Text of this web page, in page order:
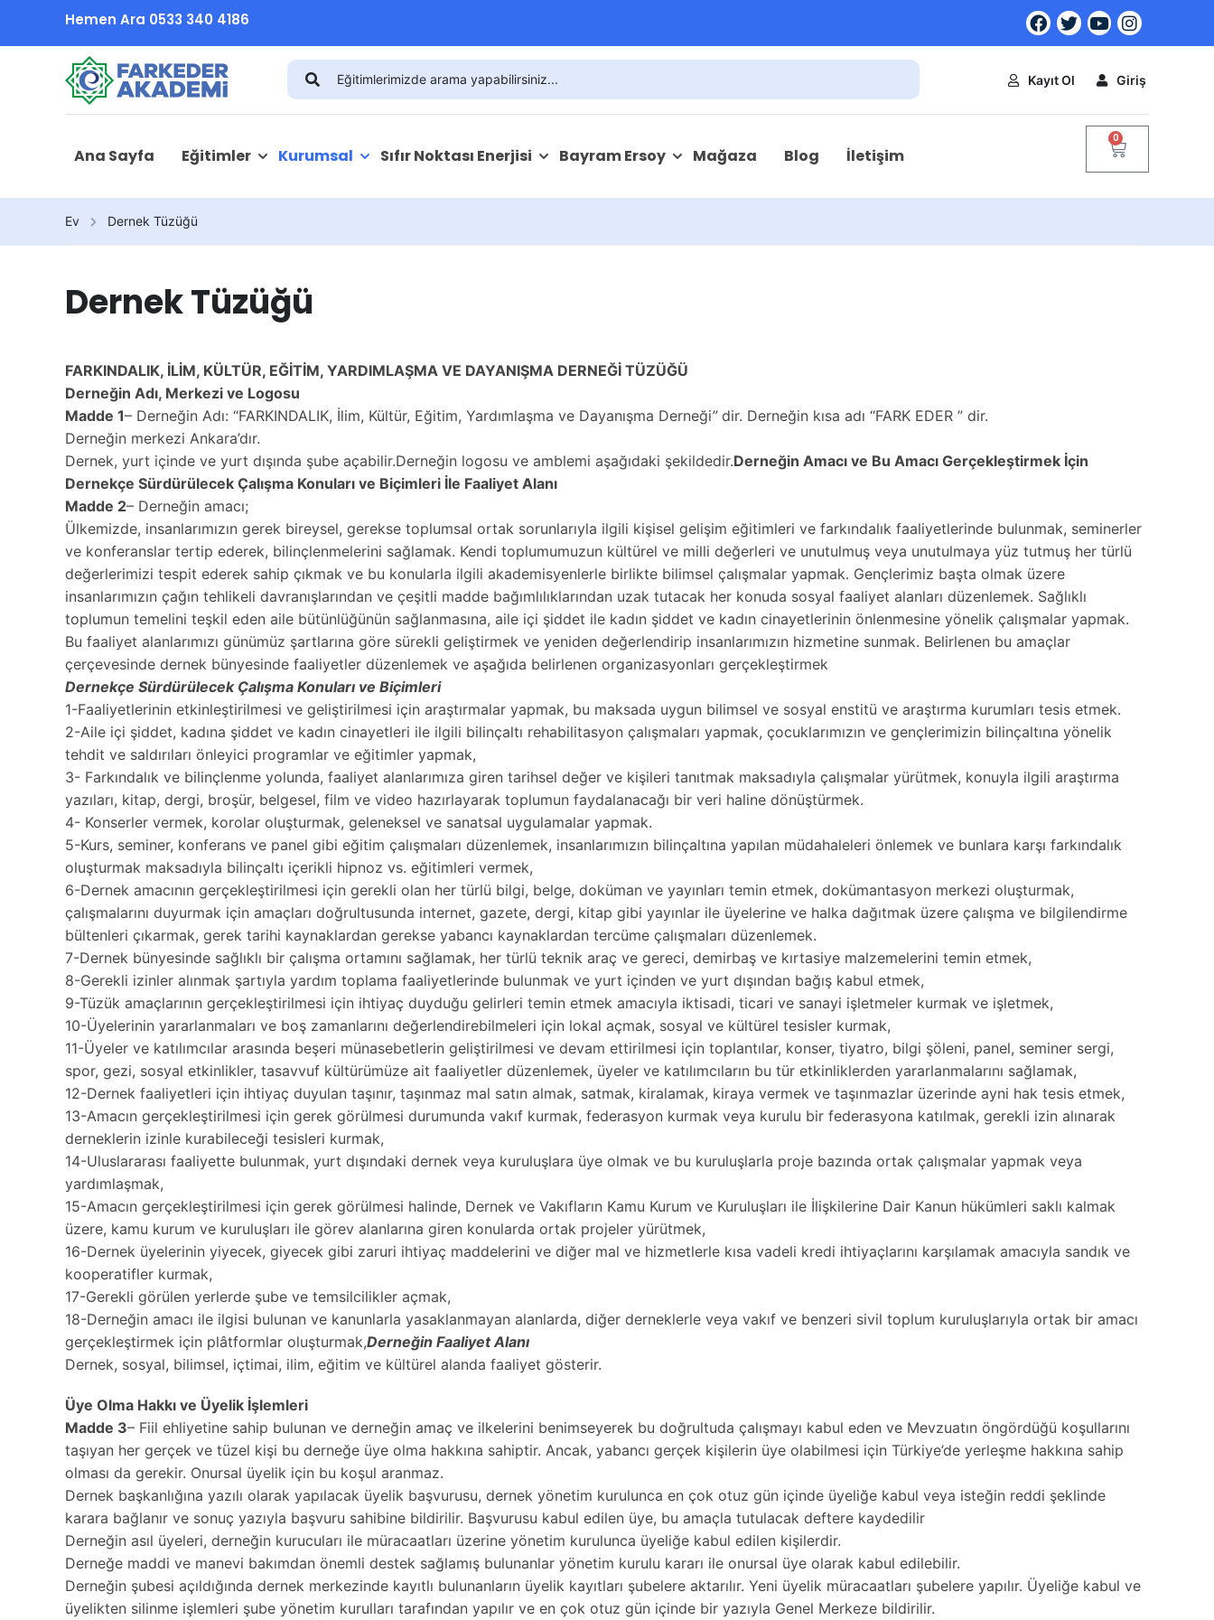
Hemen Ara 0533 340 4186
Kayıt Ol Giriş
Ana Sayfa Eğitimler Kurumsal Sıfır Noktası Enerjisi Bayram Ersoy Mağaza Blog İletişim
0
Ev Dernek Tüzüğü
Dernek Tüzüğü
FARKINDALIK, İLİM, KÜLTÜR, EĞİTİM, YARDIMLAŞMA VE DAYANIŞMA DERNEĞİ TÜZÜĞÜ
Derneğin Adı, Merkezi ve Logosu
Madde 1– Derneğin Adı: “FARKINDALIK, İlim, Kültür, Eğitim, Yardımlaşma ve Dayanışma Derneği” dir. Derneğin kısa adı “FARK EDER ” dir.
Derneğin merkezi Ankara’dır.
Dernek, yurt içinde ve yurt dışında şube açabilir.Derneğin logosu ve amblemi aşağıdaki şekildedir.Derneğin Amacı ve Bu Amacı Gerçekleştirmek İçin
Dernekçe Sürdürülecek Çalışma Konuları ve Biçimleri İle Faaliyet Alanı
Madde 2– Derneğin amacı;
Ülkemizde, insanlarımızın gerek bireysel, gerekse toplumsal ortak sorunlarıyla ilgili kişisel gelişim eğitimleri ve farkındalık faaliyetlerinde bulunmak, seminerler
ve konferanslar tertip ederek, bilinçlenmelerini sağlamak. Kendi toplumumuzun kültürel ve milli değerleri ve unutulmuş veya unutulmaya yüz tutmuş her türlü
değerlerimizi tespit ederek sahip çıkmak ve bu konularla ilgili akademisyenlerle birlikte bilimsel çalışmalar yapmak. Gençlerimiz başta olmak üzere
insanlarımızın çağın tehlikeli davranışlarından ve çeşitli madde bağımlılıklarından uzak tutacak her konuda sosyal faaliyet alanları düzenlemek. Sağlıklı
toplumun temelini teşkil eden aile bütünlüğünün sağlanmasına, aile içi şiddet ile kadın şiddet ve kadın cinayetlerinin önlenmesine yönelik çalışmalar yapmak.
Bu faaliyet alanlarımızı günümüz şartlarına göre sürekli geliştirmek ve yeniden değerlendirip insanlarımızın hizmetine sunmak. Belirlenen bu amaçlar
çerçevesinde dernek bünyesinde faaliyetler düzenlemek ve aşağıda belirlenen organizasyonları gerçekleştirmek
Dernekçe Sürdürülecek Çalışma Konuları ve Biçimleri
1-Faaliyetlerinin etkinleştirilmesi ve geliştirilmesi için araştırmalar yapmak, bu maksada uygun bilimsel ve sosyal enstitü ve araştırma kurumları tesis etmek.
2-Aile içi şiddet, kadına şiddet ve kadın cinayetleri ile ilgili bilinçaltı rehabilitasyon çalışmaları yapmak, çocuklarımızın ve gençlerimizin bilinçaltına yönelik
tehdit ve saldırıları önleyici programlar ve eğitimler yapmak,
3- Farkındalık ve bilinçlenme yolunda, faaliyet alanlarımıza giren tarihsel değer ve kişileri tanıtmak maksadıyla çalışmalar yürütmek, konuyla ilgili araştırma
yazıları, kitap, dergi, broşür, belgesel, film ve video hazırlayarak toplumun faydalanacağı bir veri haline dönüştürmek.
4- Konserler vermek, korolar oluşturmak, geleneksel ve sanatsal uygulamalar yapmak.
5-Kurs, seminer, konferans ve panel gibi eğitim çalışmaları düzenlemek, insanlarımızın bilinçaltına yapılan müdahaleleri önlemek ve bunlara karşı farkındalık
oluşturmak maksadıyla bilinçaltı içerikli hipnoz vs. eğitimleri vermek,
6-Dernek amacının gerçekleştirilmesi için gerekli olan her türlü bilgi, belge, doküman ve yayınları temin etmek, dokümantasyon merkezi oluşturmak,
çalışmalarını duyurmak için amaçları doğrultusunda internet, gazete, dergi, kitap gibi yayınlar ile üyelerine ve halka dağıtmak üzere çalışma ve bilgilendirme
bültenleri çıkarmak, gerek tarihi kaynaklardan gerekse yabancı kaynaklardan tercüme çalışmaları düzenlemek.
7-Dernek bünyesinde sağlıklı bir çalışma ortamını sağlamak, her türlü teknik araç ve gereci, demirbaş ve kırtasiye malzemelerini temin etmek,
8-Gerekli izinler alınmak şartıyla yardım toplama faaliyetlerinde bulunmak ve yurt içinden ve yurt dışından bağış kabul etmek,
9-Tüzük amaçlarının gerçekleştirilmesi için ihtiyaç duyduğu gelirleri temin etmek amacıyla iktisadi, ticari ve sanayi işletmeler kurmak ve işletmek,
10-Üyelerinin yararlanmaları ve boş zamanlarını değerlendirebilmeleri için lokal açmak, sosyal ve kültürel tesisler kurmak,
11-Üyeler ve katılımcılar arasında beşeri münasebetlerin geliştirilmesi ve devam ettirilmesi için toplantılar, konser, tiyatro, bilgi şöleni, panel, seminer sergi,
spor, gezi, sosyal etkinlikler, tasavvuf kültürümüze ait faaliyetler düzenlemek, üyeler ve katılımcıların bu tür etkinliklerden yararlanmalarını sağlamak,
12-Dernek faaliyetleri için ihtiyaç duyulan taşınır, taşınmaz mal satın almak, satmak, kiralamak, kiraya vermek ve taşınmazlar üzerinde ayni hak tesis etmek,
13-Amacın gerçekleştirilmesi için gerek görülmesi durumunda vakıf kurmak, federasyon kurmak veya kurulu bir federasyona katılmak, gerekli izin alınarak
derneklerin izinle kurabileceği tesisleri kurmak,
14-Uluslararası faaliyette bulunmak, yurt dışındaki dernek veya kuruluşlara üye olmak ve bu kuruluşlarla proje bazında ortak çalışmalar yapmak veya
yardımlaşmak,
15-Amacın gerçekleştirilmesi için gerek görülmesi halinde, Dernek ve Vakıfların Kamu Kurum ve Kuruluşları ile İlişkilerine Dair Kanun hükümleri saklı kalmak
üzere, kamu kurum ve kuruluşları ile görev alanlarına giren konularda ortak projeler yürütmek,
16-Dernek üyelerinin yiyecek, giyecek gibi zaruri ihtiyaç maddelerini ve diğer mal ve hizmetlerle kısa vadeli kredi ihtiyaçlarını karşılamak amacıyla sandık ve
kooperatifler kurmak,
17-Gerekli görülen yerlerde şube ve temsilcilikler açmak,
18-Derneğin amacı ile ilgisi bulunan ve kanunlarla yasaklanmayan alanlarda, diğer derneklerle veya vakıf ve benzeri sivil toplum kuruluşlarıyla ortak bir amacı
gerçekleştirmek için plâtformlar oluşturmak,Derneğin Faaliyet Alanı
Dernek, sosyal, bilimsel, içtimai, ilim, eğitim ve kültürel alanda faaliyet gösterir.
Üye Olma Hakkı ve Üyelik İşlemleri
Madde 3– Fiil ehliyetine sahip bulunan ve derneğin amaç ve ilkelerini benimseyerek bu doğrultuda çalışmayı kabul eden ve Mevzuatın öngördüğü koşullarını
taşıyan her gerçek ve tüzel kişi bu derneğe üye olma hakkına sahiptir. Ancak, yabancı gerçek kişilerin üye olabilmesi için Türkiye’de yerleşme hakkına sahip
olması da gerekir. Onursal üyelik için bu koşul aranmaz.
Dernek başkanlığına yazılı olarak yapılacak üyelik başvurusu, dernek yönetim kurulunca en çok otuz gün içinde üyeliğe kabul veya isteğin reddi şeklinde
karara bağlanır ve sonuç yazıyla başvuru sahibine bildirilir. Başvurusu kabul edilen üye, bu amaçla tutulacak deftere kaydedilir
Derneğin asıl üyeleri, derneğin kurucuları ile müracaatları üzerine yönetim kurulunca üyeliğe kabul edilen kişilerdir.
Derneğe maddi ve manevi bakımdan önemli destek sağlamış bulunanlar yönetim kurulu kararı ile onursal üye olarak kabul edilebilir.
Derneğin şubesi açıldığında dernek merkezinde kayıtlı bulunanların üyelik kayıtları şubelere aktarılır. Yeni üyelik müracaatları şubelere yapılır. Üyeliğe kabul ve
üyelikten silinme işlemleri şube yönetim kurulları tarafından yapılır ve en çok otuz gün içinde bir yazıyla Genel Merkeze bildirilir.